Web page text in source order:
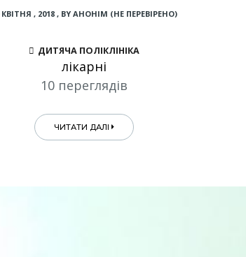
КВІТНЯ , 2018 , BY АНОНІМ (НЕ ПЕРЕВІРЕНО)
ДИТЯЧА ПОЛІКЛІНІКА
лікарні
10 переглядів
ЧИТАТИ ДАЛІ